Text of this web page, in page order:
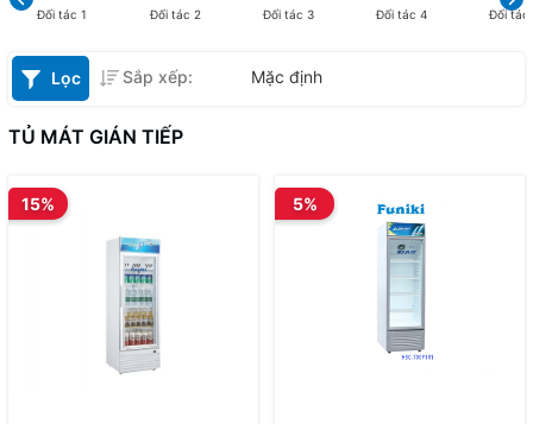
Đối tác 1 Đối tác 2 Đối tác 3 Đối tác 4 Đối tác
Lọc Sắp xếp: Mặc định
TỦ MÁT GIÁN TIẾP
15% 5%